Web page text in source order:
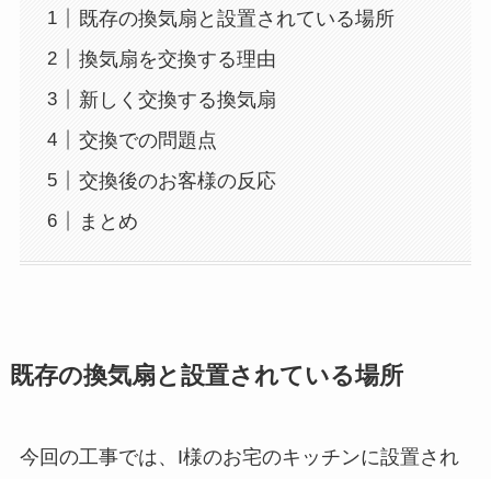
既存の換気扇と設置されている場所
換気扇を交換する理由
新しく交換する換気扇
交換での問題点
交換後のお客様の反応
まとめ
既存の換気扇と設置されている場所
今回の工事では、I様のお宅のキッチンに設置され